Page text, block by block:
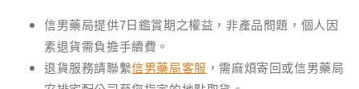
信男藥局提供7日鑑賞期之權益，非產品問題，個人因
素退貨需負擔手續費。
退貨服務請聯繫信男藥局客服 ，需麻煩寄回或信男藥局